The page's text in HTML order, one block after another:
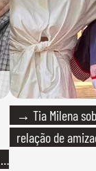
→ Tia Milena
relação de